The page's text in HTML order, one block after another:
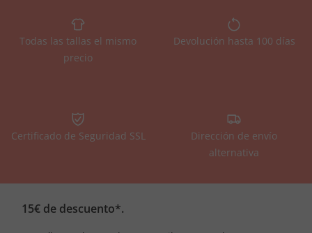
Todas las tallas el mismo
precio
Devolución hasta 100 días
Certificado de Seguridad SSL
Dirección de envío
alternativa
15€ de descuento*.